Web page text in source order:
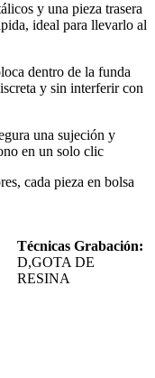
y una pieza trasera
ideal para llevarlo al
dentro de la funda
y sin interferir con
una sujeción y
en un solo clic
cada pieza en bolsa
Técnicas Grabación:
D,GOTA DE
RESINA